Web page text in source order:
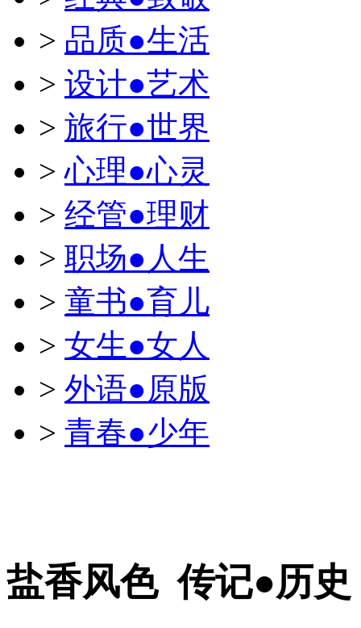
> 品质●生活
> 设计●艺术
> 旅行●世界
>心理●心灵
> 经管●理财
> 职场●人生
> 童书●育儿
> 女生●女人
> 外语●原版
> 青春●少年
盐香风色传记●历史